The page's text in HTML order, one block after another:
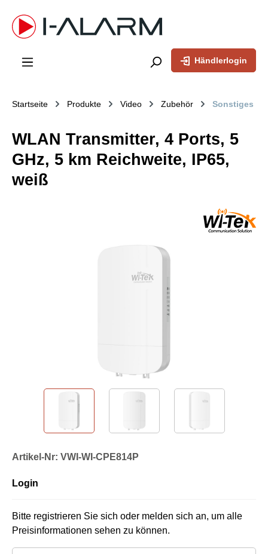
springen
Händlerlogin
Startseite Produkte Video Zubehör Sonstiges
WLAN Transmitter, 4 Ports, 5
GHz, 5 km Reichweite, IP65,
weiß
Artikel-Nr: VWI-WI-CPE814P
Login
Bitte registrieren Sie sich oder melden sich an, um alle
Preisinformationen sehen zu können.